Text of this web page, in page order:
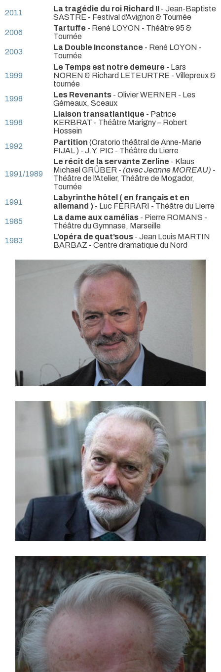
2011
La tragédie du roi Richard II - Jean-Baptiste
SASTRE - Festival d'Avignon & Tournée
2006
Tartuffe - René LOYON - Théâtre 95 &
Tournée
2003
La Double Inconstance - René LOYON -
Tournée
1999
Le Temps est notre demeure - Lars
NOREN & Richard LETEURTRE - Villepreux &
tournée
1998
Les Revenants - Olivier WERNER - Les
Gémeaux, Sceaux
1998
Liaison transatlantique - Patrice
KERBRAT - Théâtre Marigny – Robert
Hossein
1992
Partition (Oratorio théâtral de Anne-Marie
FIJAL ) - J.Y. PIC - Théâtre du Lierre
1991/1989
Le récit de la servante Zerline - Klaus
Michael GRÛBER - (avec Jeanne MOREAU) -
Théâtre de l'Atelier, Théâtre de Mogador,
Tournée
1991
Labyrinthe hôtel ( en français et en
allemand ) - Luc FERRARI - Théâtre du Lierre
1985
La dame aux camélias - Pierre ROMANS -
Théâtre du Gymnase, Marseille
1983
L’opéra de quat’sous - Jean Louis MARTIN
BARBAZ - Centre dramatique du Nord